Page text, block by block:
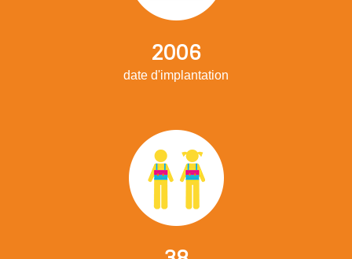
2006
date d'implantation